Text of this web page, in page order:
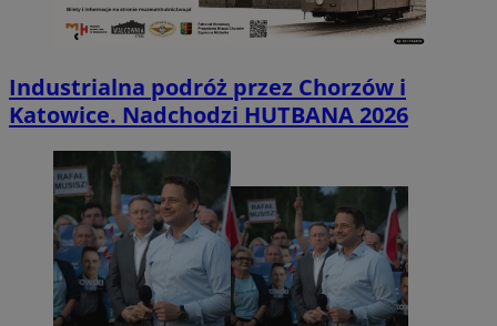
Industrialna podróż przez Chorzów i
Katowice. Nadchodzi HUTBANA 2026